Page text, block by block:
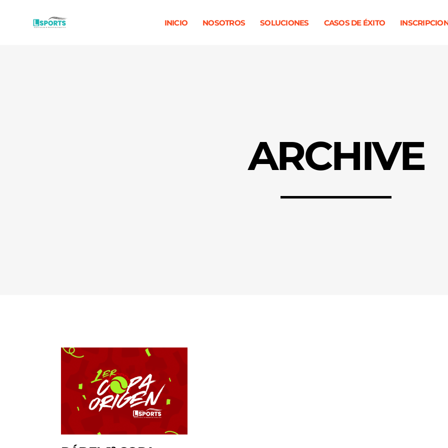
INICIO NOSOTROS SOLUCIONES CASOS DE ÉXITO
ARCHIVE